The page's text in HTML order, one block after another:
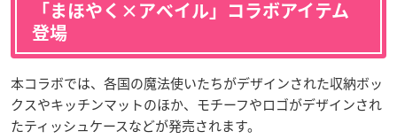
「まほやく×アベイル」コラボアイテム
登場
本コラボでは、各国の魔法使いたちがデザインされた収納ボッ
クスやキッチンマットのほか、モチーフやロゴがデザインされ
たティッシュケースなどが発売されます。